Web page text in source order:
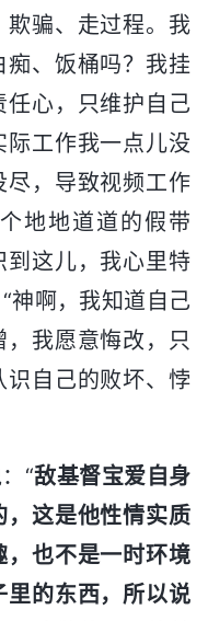
欺骗、走过程。我
、饭桶吗？我挂
心，只维护自己
工作我一点儿没
尽，导致视频工作
地地道道的假带
这儿，我心里特
神啊，我知道自己
我愿意悔改，只
识自己的败坏、悖
“敌基督宝爱自身
，这是他性情实质
，也不是一时环境
里的东西，所以说